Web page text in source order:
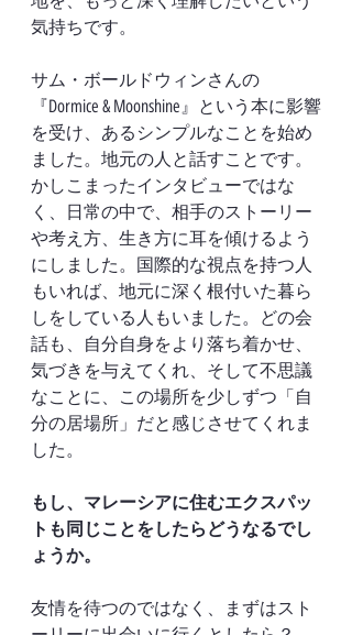
気持ちです。
サム・ボールドウィンさんの
『Dormice & Moonshine』という本に影響
を受け、あるシンプルなことを始め
ました。地元の人と話すことです。
かしこまったインタビューではな
く、日常の中で、相手のストーリー
や考え方、生き方に耳を傾けるよう
にしました。国際的な視点を持つ人
もいれば、地元に深く根付いた暮ら
しをしている人もいました。どの会
話も、自分自身をより落ち着かせ、
気づきを与えてくれ、そして不思議
なことに、この場所を少しずつ「自
分の居場所」だと感じさせてくれま
した。
もし、マレーシアに住むエクスパッ
ト も同じことをしたらどうなるでし
ょうか。
友情を待つのではなく、まずはスト